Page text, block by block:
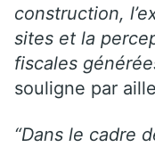
construction,
sites et la
fiscales
souligne par
“Dans le cadre